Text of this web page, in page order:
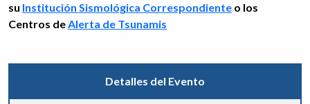
su Institución Sismológica Correspondiente o los
Centros deAlerta de Tsunamis
Detalles del Evento